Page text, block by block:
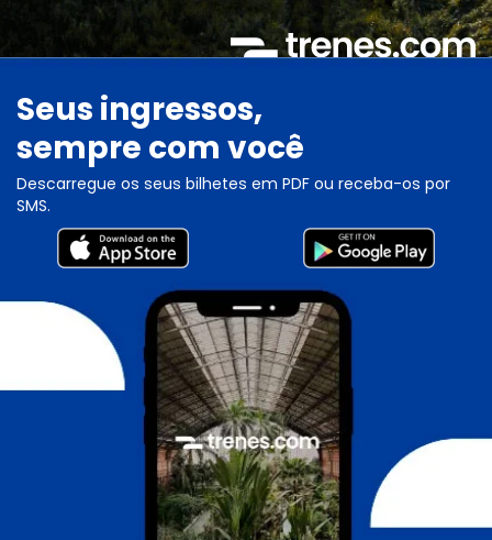
Seus ingressos,
sempre com você
Descarregue os seus bilhetes em PDF ou receba-os por
SMS.